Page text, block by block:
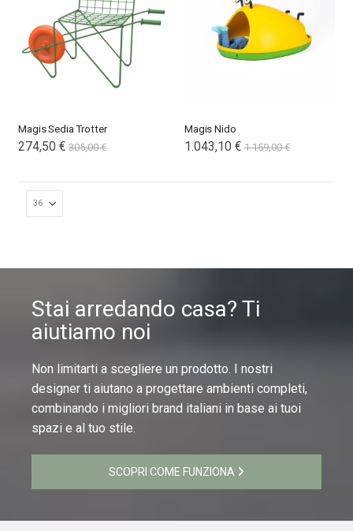
Magis Sedia Trotter
274,50 € 305,00 €
Magis Nido
Special
Price
1.043,10 € 1.159,00 €
Stai arredando casa? Ti
aiutiamo noi
Non limitarti a scegliere un prodotto. I nostri
designer ti aiutano a progettare ambienti completi,
combinando i migliori brand italiani in base ai tuoi
spazi e al tuo stile.
SCOPRI COME FUNZIONA